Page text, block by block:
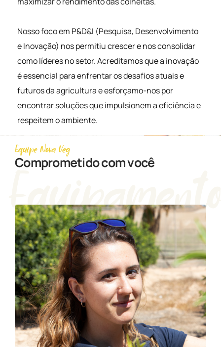
Nosso foco em P&D&I (Pesquisa, Desenvolvimento
e Inovação) nos permitiu crescer e nos consolidar
como líderes no setor. Acreditamos que a inovação
é essencial para enfrentar os desafios atuais e
futuros da agricultura e esforçamo-nos por
encontrar soluções que impulsionem a eficiência e
respeitem o ambiente.
Equipe Nova Veg
Comprometido com você